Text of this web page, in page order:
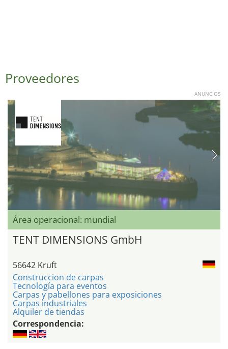
Proveedores
ANUNCIOS
Área operacional: mundial
TENT DIMENSIONS GmbH
56642 Kruft
Construccion de carpas
Tecnología para eventos
Carpas y pabellones para exposiciones
Carpas industriales
Alquiler de tiendas
Correspondencia: